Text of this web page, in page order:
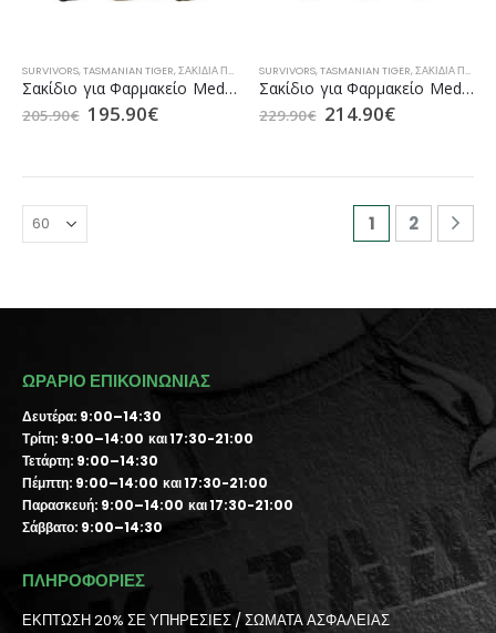
SURVIVORS,TASMANIAN TIGER,ΣΑΚΊΔΙΑ ΠΛΆΤΗΣ ,ΣΑΚΊΔΙΑ ΠΛΆΤΗΣ CAMPING,ΣΑΚΊΔΙΑ ΠΛΆΤΗΣ
Σακίδιο για Φαρμακείο Medic Assault Pack MKII (TT 7618) της Tasmanian Tiger (σε 3 Χρώματα)
205.90€ 195.90€
SURVIVORS,TASMANIAN TIGER,ΣΑΚΊΔΙΑ ΠΛΆΤΗΣ
Σακίδιο για Φαρμακείο Medic Assault Pack L MKII (TT 7965) της Tasmanian Tiger (σε 3 Χρώματα)
229.90€ 214.90€
1 2
ΩΡΑΡΙΟ ΕΠΙΚΟΙΝΩΝΙΑΣ
Δευτέρα: 9:00–14:30
Τρίτη: 9:00–14:00 και 17:30-21:00
Τετάρτη: 9:00–14:30
Πέμπτη: 9:00–14:00 και 17:30-21:00
Παρασκευή: 9:00–14:00 και 17:30-21:00
Σάββατο: 9:00–14:30
ΠΛΗΡΟΦΟΡΙΕΣ
ΕΚΠΤΩΣΗ 20% ΣΕ ΥΠΗΡΕΣΙΕΣ / ΣΩΜΑΤΑ ΑΣΦΑΛΕΙΑΣ